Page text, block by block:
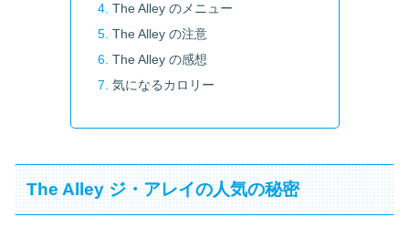
The Alley のメニュー
The Alley の注意
The Alley の感想
気になるカロリー
The Alley ジ・アレイの人気の秘密